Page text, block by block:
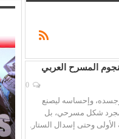
المسرح العربي
وإحساسه ليصنع
مجرد شكل مسرحي، بل
وحتى إسدال الستار.